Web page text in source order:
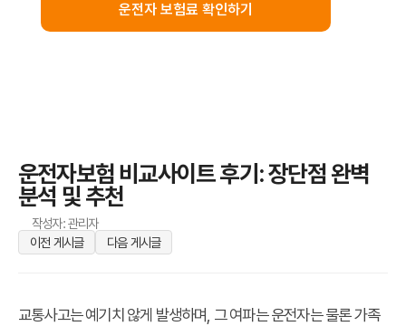
운전자 보험료 확인하기
운전자보험 비교사이트 후기: 장단점 완벽
분석 및 추천
작성자: 관리자
이전 게시글
다음 게시글
교통사고는 예기치 않게 발생하며, 그 여파는 운전자는 물론 가족